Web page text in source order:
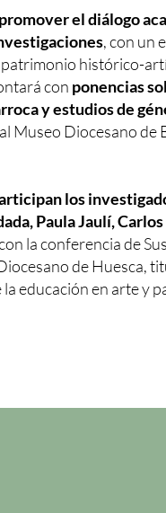
el diálogo
, con un
histórico-
con ponencias
y estudios de
Museo Diocesano de
los
Paula Jaulí,
la conferencia de
de Huesca,
educación en arte y